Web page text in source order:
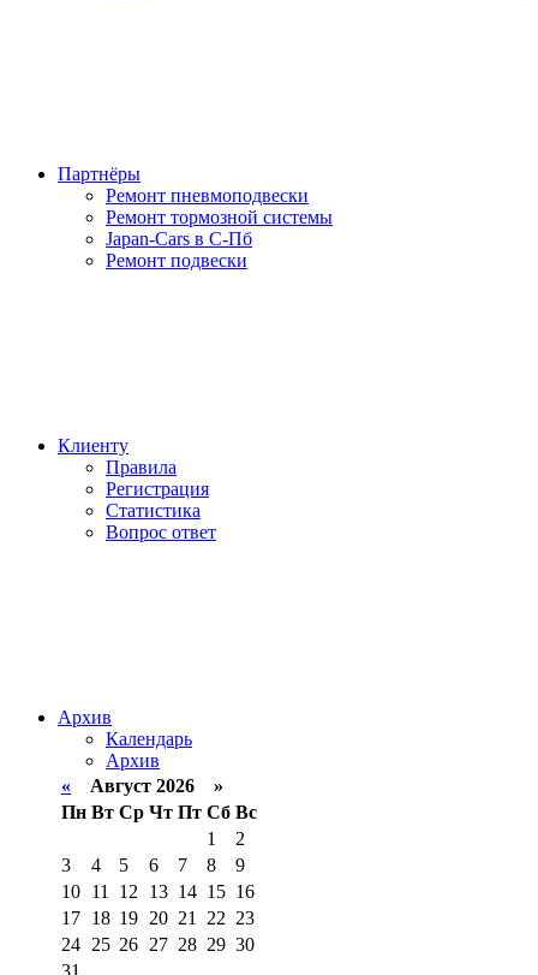
Партнёры
Ремонт пневмоподвески
Ремонт тормозной системы
Japan-Cars в С-Пб
Ремонт подвески
Клиенту
Правила
Регистрация
Статистика
Вопрос ответ
Архив
Календарь
Архив
« Август 2026 »
Пн Вт Ср Чт Пт Сб Вс
1
2
3
4 5 6 7 8
9
10 11 12 13 14 15 16
17 18 19 20 21 22 23
24 25 26 27 28 29 30
31